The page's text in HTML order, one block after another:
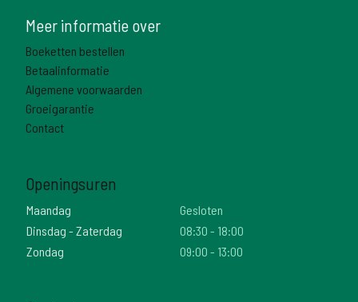
Meer informatie over
Boeketten bestellen
Betaalinformatie
Algemene voorwaarden
Groeigarantie
Contact
Openingsuren
Maandag
Gesloten
Dinsdag - Zaterdag
08:30 - 18:00
Zondag
09:00 - 13:00